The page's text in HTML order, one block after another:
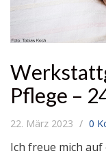
Pflege –
22. März 2023 0
Ich freue mich